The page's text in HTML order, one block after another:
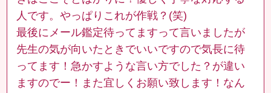
人です。やっぱりこれが作戦？(笑)
最後にメール鑑定待ってますって言いましたが
先生の気が向いたときでいいですので気長に待
ってます！急かすような言い方でした？が違い
ますのでー！また宜しくお願い致します！なん